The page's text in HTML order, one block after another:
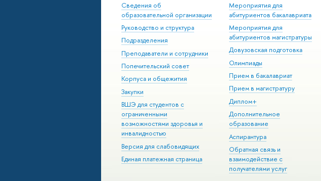
Сведения об
образовательной организации
Руководство и структура
Подразделения
Преподаватели и сотрудники
Попечительский совет
Корпуса и общежития
Закупки
ВШЭ для студентов с
ограниченными
возможностями здоровья и
инвалидностью
Версия для слабовидящих
Единая платежная страница
Мероприятия для
абитуриентов бакалавриата
Мероприятия для
абитуриентов магистратуры
Довузовская подготовка
Олимпиады
Прием в бакалавриат
Прием в магистратуру
Диплом+
Дополнительное
образование
Аспирантура
Обратная связь и
взаимодействие с
получателями услуг